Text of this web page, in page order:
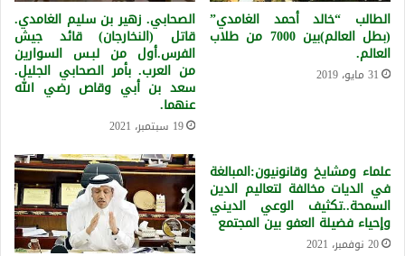
الطالب “خالد أحمد الغامدي”
(بطل العالم)بين 7000 من طلاب
العالم.
31 مايو، 2019
الصحابي. زهير بن سليم الغامدي.
قاتل (النخارجان) قائد جيش
الفرس.أول من لبـس السوارين
من العرب. بأمر الصحابي الجليل.
سعد بن أبي وقاص رضي الله
عنهما.
19 سبتمبر، 2021
علماء ومشايخ وقانونيون:المبالغة
في الديات مخالفة لتعاليم الدين
السمحة..تكثيف الوعي الديني
وإحياء فضيلة العفو بين المجتمع
20 نوفمبر، 2021